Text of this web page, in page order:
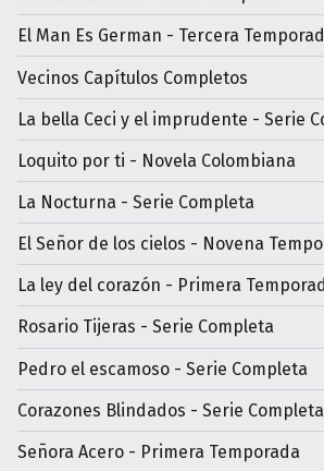
El Man Es German - Tercera
Vecinos Capítulos Completos
La bella Ceci y el imprudente - Serie
Loquito por ti - Novela Colombiana
La Nocturna - Serie Completa
El Señor de los cielos - Novena
La ley del corazón - Primera
Rosario Tijeras - Serie Completa
Pedro el escamoso - Serie Completa
Corazones Blindados - Serie Completa
Señora Acero - Primera Temporada